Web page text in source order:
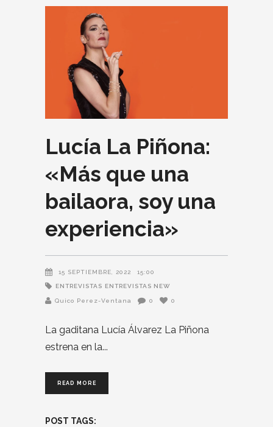
Lucía La Piñona:
«Más que una
bailaora, soy una
experiencia»
15 SEPTIEMBRE, 2022 15:00
ENTREVISTAS ENTREVISTAS NEW
Quico Perez-Ventana 0 0
La gaditana Lucía Álvarez La Piñona
estrena en la
READ MORE
POST TAGS: